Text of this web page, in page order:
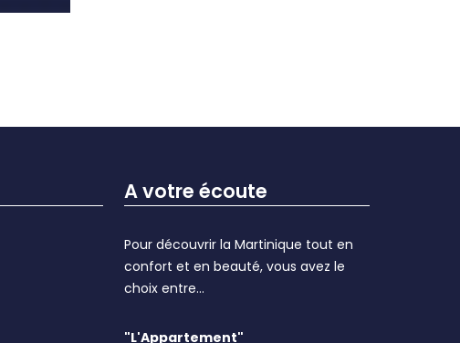
A votre écoute
Pour découvrir la Martinique tout en
confort et en beauté, vous avez le
choix entre...
"L'Appartement"